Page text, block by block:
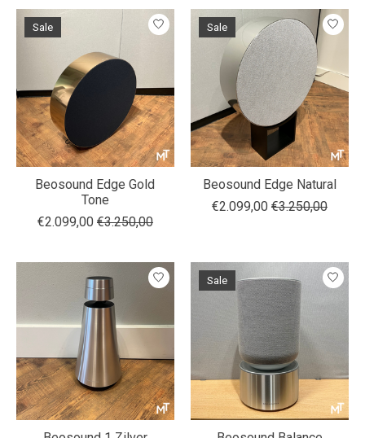
Sale
Beosound Edge Gold
Tone
€2.099,00 €3.250,00
Sale
Beosound Edge Natural
€2.099,00 €3.250,00
Sale